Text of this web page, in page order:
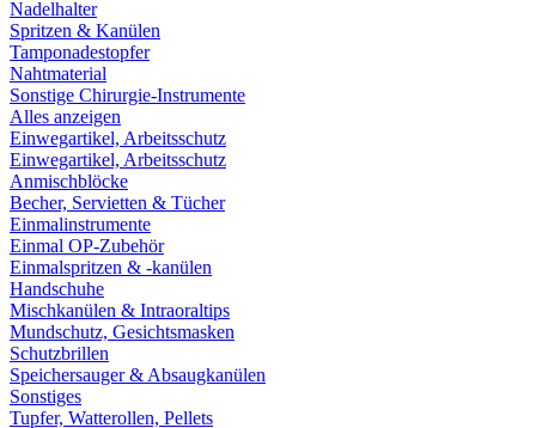
Nadelhalter
Spritzen & Kanülen
Tamponadestopfer
Nahtmaterial
Sonstige Chirurgie-Instrumente
Alles anzeigen
Einwegartikel, Arbeitsschutz
Einwegartikel, Arbeitsschutz
Anmischblöcke
Becher, Servietten & Tücher
Einmalinstrumente
Einmal OP-Zubehör
Einmalspritzen & -kanülen
Handschuhe
Mischkanülen & Intraoraltips
Mundschutz, Gesichtsmasken
Schutzbrillen
Speichersauger & Absaugkanülen
Sonstiges
Tupfer, Watterollen, Pellets